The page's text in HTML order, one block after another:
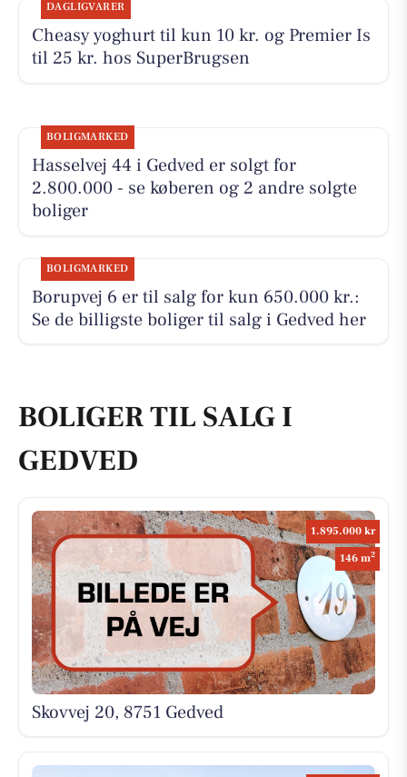
DAGLIGVARER
Cheasy yoghurt til kun 10 kr. og Premier Is
til 25 kr. hos SuperBrugsen
BOLIGMARKED
Hasselvej 44 i Gedved er solgt for
2.800.000 - se køberen og 2 andre solgte
boliger
BOLIGMARKED
Borupvej 6 er til salg for kun 650.000 kr.:
Se de billigste boliger til salg i Gedved her
BOLIGER TIL SALG I
GEDVED
1.895.000 kr
146 m2
Skovvej 20, 8751 Gedved